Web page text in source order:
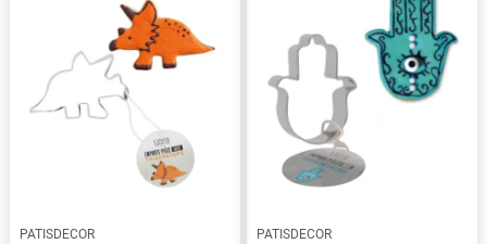
PATISDECOR
PATISDECOR